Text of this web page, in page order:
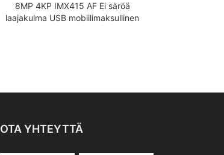
8MP 4KP IMX415 AF Ei säröä
laajakulma USB mobiilimaksullinen
OTA YHTEYTTÄ